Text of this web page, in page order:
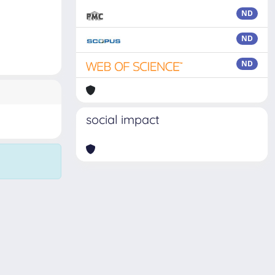
ND
ND
ND
social impact